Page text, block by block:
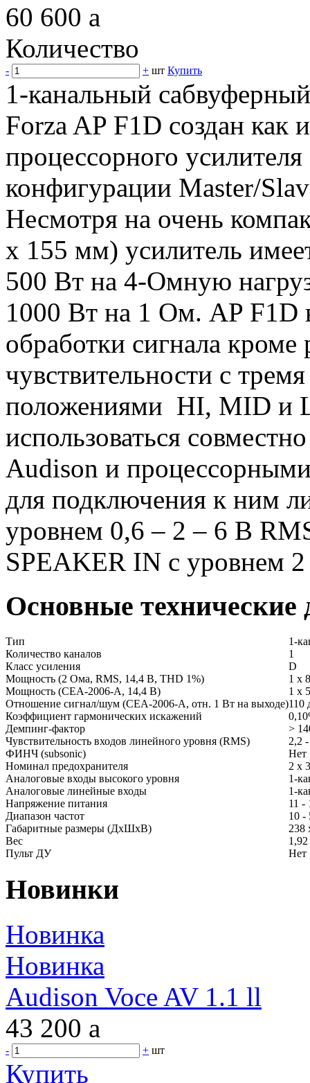
60 600 a
Количество
- + шт Купить
1-канальный
Forza AP F1D создан как
процессорного
конфигурации Master/
Несмотря на очень
x 155 мм) усилитель
500 Вт на 4-Омную
1000 Вт на 1 Ом. AP F1D
обработки сигнала кроме
чувствительности с
положениями HI, MID и
использоваться
Audison и
для подключения к ним
уровнем 0,6 – 2 – 6 В
SPEAKER IN с уровнем
Основные технические
Тип
1-
Количество каналов
1
Класс усиления
D
Мощность (2 Ома, RMS, 14,4 В, THD 1%)
1 х
Мощность (CEA-2006-A, 14,4 В)
1 х
Отношение сигнал/шум (CEA-2006-A, отн. 1 Вт на выходе)110
Коэффициент гармонических искажений
Демпинг-фактор
>
Чувствительность входов линейного уровня (RMS)
2,2
ФИНЧ (subsonic)
Нет
Номинал предохранителя
2 х
Аналоговые входы высокого уровня
1-
Аналоговые линейные входы
1-
Напряжение питания
11 -
Диапазон частот
10 -
Габаритные размеры (ДхШхВ)
238
Вес
1,92
Пульт ДУ
Нет
Новинки
Новинка
Новинка
Audison Voce AV 1.1 ll
43 200 a
- + шт
Купить